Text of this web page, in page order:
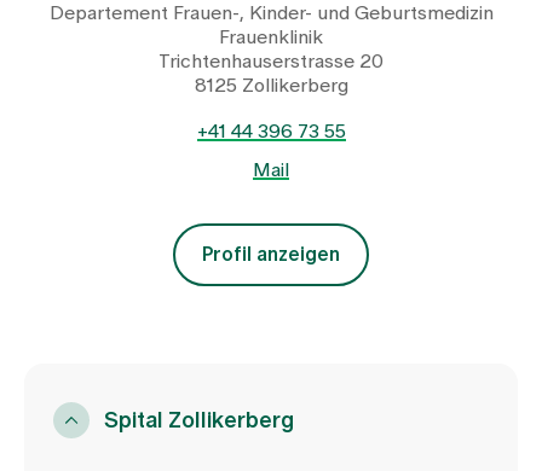
Departement Frauen-, Kinder- und Geburtsmedizin
Frauenklinik
Trichtenhauserstrasse 20
8125 Zollikerberg
+41 44 396 73 55
Mail
Profil anzeigen
Spital Zollikerberg